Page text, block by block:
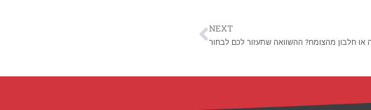
NEXT
או חלבון מהצומח? ההשוואה שתעזור לכם לבחור